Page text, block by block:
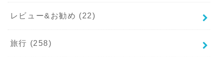
レビュー&お勧め (22)
旅行 (258)